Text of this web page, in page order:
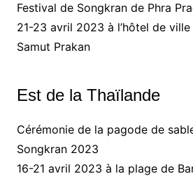
Festival de Songkran de Phra
21-23 avril 2023 à l’hôtel de
Samut Prakan
Est de la Thaïlande
Cérémonie de la pagode de
Songkran 2023
16-21 avril 2023 à la plage de